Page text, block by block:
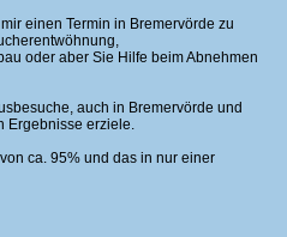
einen Termin in Bremervörde zu
oder aber Sie Hilfe beim Abnehmen
auch in Bremervörde und
Ergebnisse erziele.
ca. 95% und das in nur einer